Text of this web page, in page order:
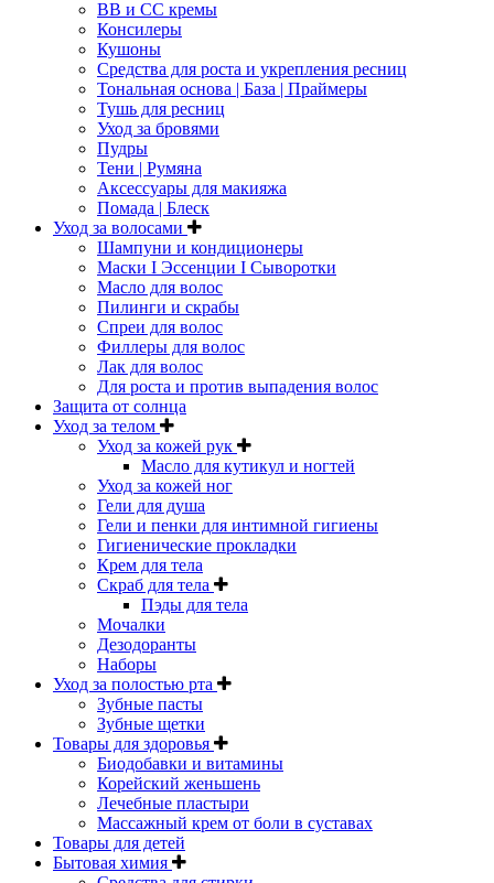
ВВ и СС кремы
Консилеры
Кушоны
Средства для роста и укрепления ресниц
Тональная основа | База | Праймеры
Тушь для ресниц
Уход за бровями
Пудры
Тени | Румяна
Аксессуары для макияжа
Помада | Блеск
Уход за волосами
Шампуни и кондиционеры
Маски I Эссенции I Сыворотки
Масло для волос
Пилинги и скрабы
Спреи для волос
Филлеры для волос
Лак для волос
Для роста и против выпадения волос
Защита от солнца
Уход за телом
Уход за кожей рук
Масло для кутикул и ногтей
Уход за кожей ног
Гели для душа
Гели и пенки для интимной гигиены
Гигиенические прокладки
Крем для тела
Скраб для тела
Пэды для тела
Мочалки
Дезодоранты
Наборы
Уход за полостью рта
Зубные пасты
Зубные щетки
Товары для здоровья
Биодобавки и витамины
Корейский женьшень
Лечебные пластыри
Массажный крем от боли в суставах
Товары для детей
Бытовая химия